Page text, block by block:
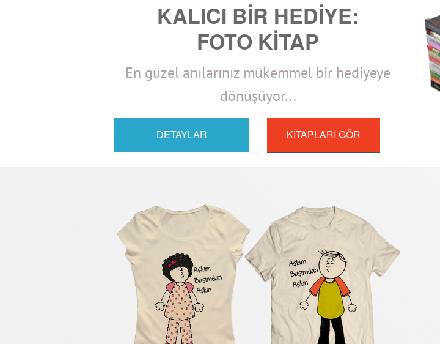
KALICI BİR HEDİYE:
FOTO KİTAP
En güzel anılarınız mükemmel bir hediyeye
dönüşüyor...
DETAYLAR KİTAPLARI GÖR